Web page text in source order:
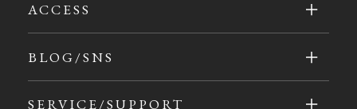
ACCESS
BLOG/SNS
SERVICE/SUPPORT